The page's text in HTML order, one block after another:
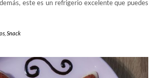
este es un refrigerio excelente que puedes
Snack